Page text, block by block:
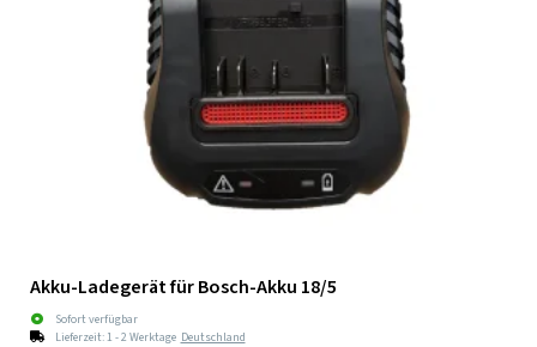
Akku-Ladegerät für Bosch-Akku 18/5
Sofort verfügbar
Lieferzeit:1 - 2 Werktage Deutschland